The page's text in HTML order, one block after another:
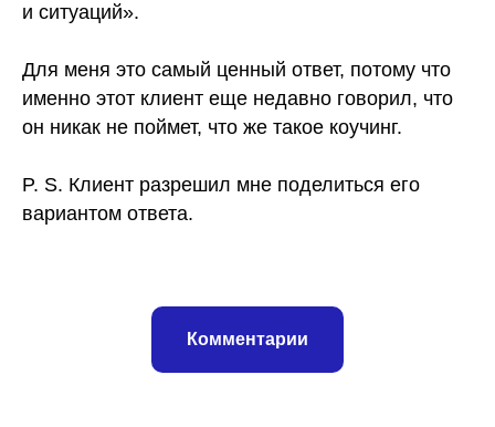
и ситуаций».
Для меня это самый ценный ответ, потому что
именно этот клиент еще недавно говорил, что
он никак не поймет, что же такое коучинг.
P. S. Клиент разрешил мне поделиться его
вариантом ответа.
Комментарии